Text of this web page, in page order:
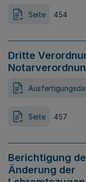
Seite 454
Dritte
Seite 457
Berichtigung
Änderung der